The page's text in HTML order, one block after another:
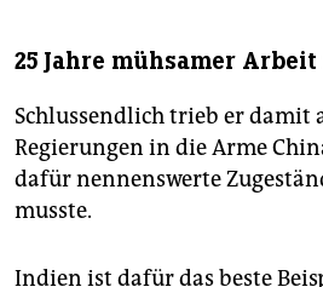
25 Jahre mühsamer
Schlussendlich trieb er damit
Regierungen in die Arme
dafür nennenswerte
musste.
Indien ist dafür das beste